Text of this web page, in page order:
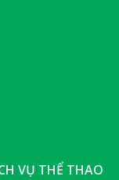
VỤ THỂ THAO